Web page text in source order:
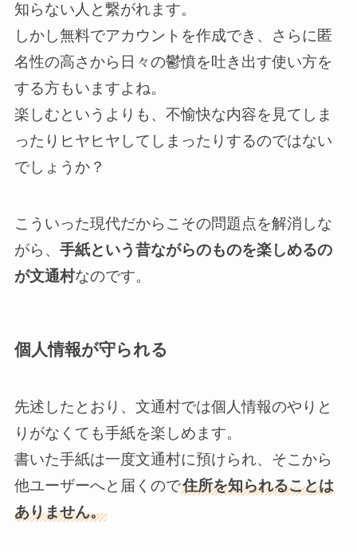
知らない人と繋がれます。
しかし無料でアカウントを作成でき、さらに匿
名性の高さから日々の鬱憤を吐き出す使い方を
する方もいますよね。
楽しむというよりも、不愉快な内容を見てしま
ったりヒヤヒヤしてしまったりするのではない
でしょうか？
こういった現代だからこその問題点を解消しな
がら、 手紙という昔ながらのものを楽しめるの
が文通村なのです。
個人情報が守られる
先述したとおり、文通村では個人情報のやりと
りがなくても手紙を楽しめます。
書いた手紙は一度文通村に預けられ、そこから
他ユーザーへと届くので住所を知られることは
ありません。